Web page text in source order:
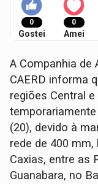
0
Gostei
0
Amei
A Companhia de
CAERD informa
regiões Central
(20), devido à
rede de 400
Caxias, entre as
Guanabara, no